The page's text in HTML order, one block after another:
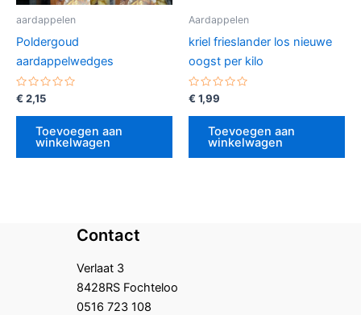
aardappelen
Poldergoud
aardappelwedges
Gewaardeerd
0
uit
€ 2,15
Toevoegen aan
winkelwagen
Aardappelen
kriel frieslander los nieuwe
oogst per kilo
Gewaardeerd
0
uit
€ 1,99
Toevoegen aan
winkelwagen
Contact
Verlaat 3
8428RS Fochteloo
0516 723 108